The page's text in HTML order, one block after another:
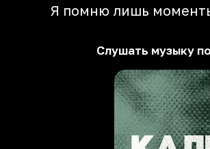
Я помню лишь
Слушать музыку